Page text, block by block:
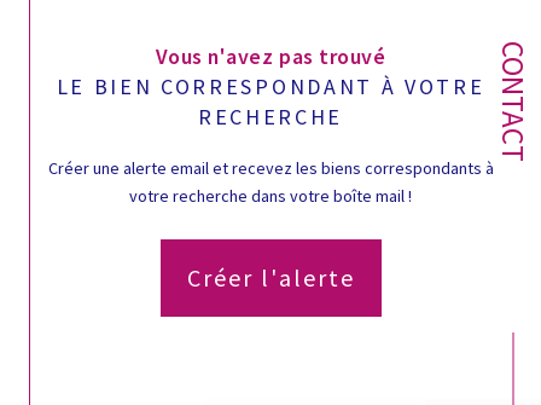
CONTACT
Vous n'avez pas trouvé
LE BIEN CORRESPONDANT À VOTRE
RECHERCHE
Créer une alerte email et recevez les biens correspondants à
votre recherche dans votre boîte mail !
Créer l'alerte